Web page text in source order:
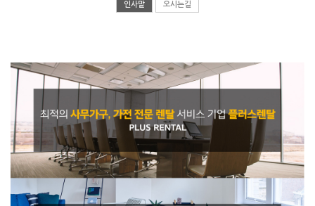
인사말 오시는길